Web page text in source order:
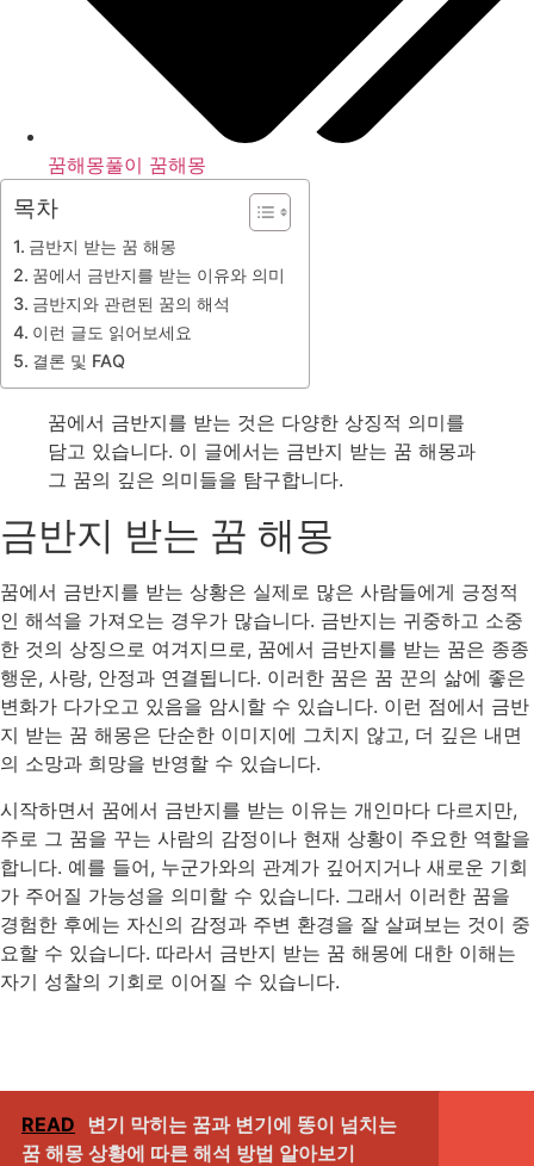
꿈해몽풀이 꿈해몽
목차
금반지 받는 꿈 해몽
꿈에서 금반지를 받는 이유와 의미
금반지와 관련된 꿈의 해석
이런 글도 읽어보세요
결론 및 FAQ
꿈에서 금반지를 받는 것은 다양한 상징적 의미를
담고 있습니다. 이 글에서는 금반지 받는 꿈 해몽과
그 꿈의 깊은 의미들을 탐구합니다.
금반지 받는 꿈 해몽
꿈에서 금반지를 받는 상황은 실제로 많은 사람들에게 긍정적
인 해석을 가져오는 경우가 많습니다. 금반지는 귀중하고 소중
한 것의 상징으로 여겨지므로, 꿈에서 금반지를 받는 꿈은 종종
행운, 사랑, 안정과 연결됩니다. 이러한 꿈은 꿈 꾼의 삶에 좋은
변화가 다가오고 있음을 암시할 수 있습니다. 이런 점에서 금반
지 받는 꿈 해몽은 단순한 이미지에 그치지 않고, 더 깊은 내면
의 소망과 희망을 반영할 수 있습니다.
시작하면서 꿈에서 금반지를 받는 이유는 개인마다 다르지만,
주로 그 꿈을 꾸는 사람의 감정이나 현재 상황이 주요한 역할을
합니다. 예를 들어, 누군가와의 관계가 깊어지거나 새로운 기회
가 주어질 가능성을 의미할 수 있습니다. 그래서 이러한 꿈을
경험한 후에는 자신의 감정과 주변 환경을 잘 살펴보는 것이 중
요할 수 있습니다. 따라서 금반지 받는 꿈 해몽에 대한 이해는
자기 성찰의 기회로 이어질 수 있습니다.
READ
변기 막히는 꿈과 변기에 똥이 넘치는
꿈 해몽 상황에 따른 해석 방법 알아보기